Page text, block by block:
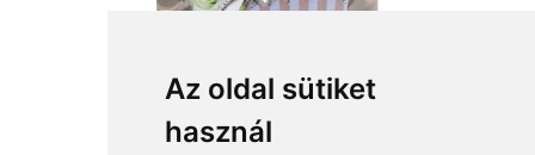
Az oldal sütiket
használ
from HUF27,400